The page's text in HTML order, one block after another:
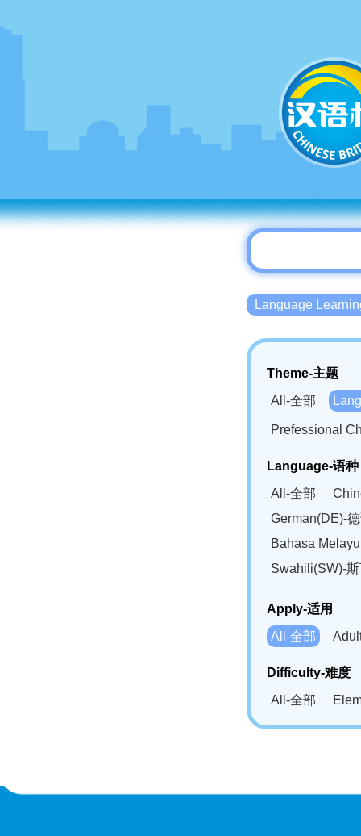
Language
Theme-主题
All-全部
Prefessional
Language-语种
All-全部
German(DE)-
Bahasa
Swahili(SW)-
Apply-适用
All-全部
Difficulty-难度
All-全部